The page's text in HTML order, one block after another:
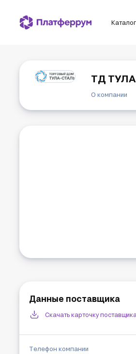
Каталог
ТД
О компании
Промсорт-
Данные поставщика
Скачать карточку поставщика
Телефон компании